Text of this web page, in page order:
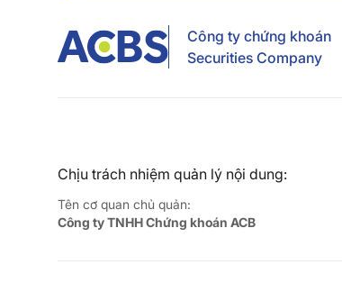
Công ty chứng khoán
Securities Company
Chịu trách nhiệm quản lý nội dung:
Tên cơ quan chủ quản:
Công ty TNHH Chứng khoán ACB